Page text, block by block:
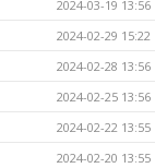
2024-03-19 13:56
2024-02-29 15:22
2024-02-28 13:56
2024-02-25 13:56
2024-02-22 13:55
2024-02-20 13:55